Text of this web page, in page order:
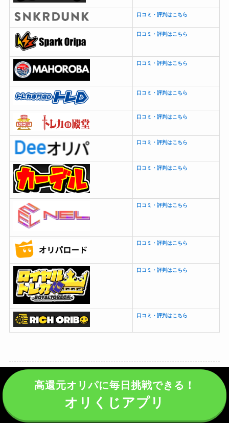
口コミ・評判はこちら
口コミ・評判はこちら
口コミ・評判はこちら
口コミ・評判はこちら
口コミ・評判はこちら
口コミ・評判はこちら
口コミ・評判はこちら
口コミ・評判はこちら
口コミ・評判はこちら
口コミ・評判はこちら
口コミ・評判はこちら
リッチオリボ
高還元オリパに毎日挑戦できる！
オリくじアプリ